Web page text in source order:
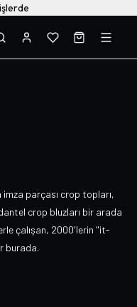
parçası crop topları,
crop bluzları bir arada
çalışan, 2000'lerin "it-
burada.